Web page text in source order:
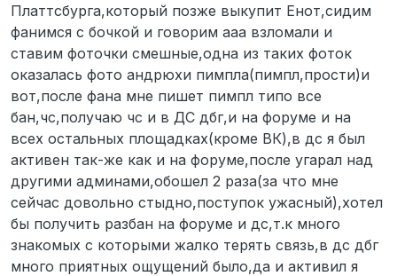
Платтсбурга,который позже выкупит Енот,сидим
фанимся с бочкой и говорим ааа взломали и
ставим фоточки смешные,одна из таких фоток
оказалась фото андрюхи пимпла(пимпл,прости)и
вот,после фана мне пишет пимпл типо все
бан,чс,получаю чс и в ДС дбг,и на форуме и на
всех остальных площадках(кроме ВК),в дс я был
активен так-же как и на форуме,после угарал над
другими админами,обошел 2 раза(за что мне
сейчас довольно стыдно,поступок ужасный),хотел
бы получить разбан на форуме и дс,т.к много
знакомых с которыми жалко терять связь,в дс дбг
много приятных ощущений было,да и активил я